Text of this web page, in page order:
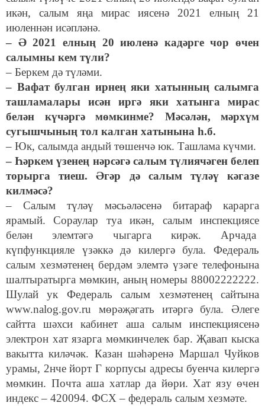
икән, салым яңа мирас иясенә 2021 елның 21
июленнән исәпләнә.
– Ә 2021 елның 20 июленә кадәрге чор өчен
салымны кем түли?
– Беркем дә түләми.
– Вафат булган ирнең яки хатынның салымга
ташламалары исән иргә яки хатынга мирас
белән күчәргә мөмкинме? Мәсәлән, мәрхүм
сугышчының тол калган хатынына һ.б.
– Юк, салымда андый төшенчә юк. Ташлама күчми.
– Һәркем үзенең нәрсәгә салым түлиячәген белеп
торырга тиеш. Әгәр дә салым түләү кәгазе
килмәсә?
– Салым түләү мәсьәләсенә битараф карарга
ярамый. Сораулар туа икән, салым инспекциясе
белән элемтәгә чыгарга кирәк. Арчада
күпфункцияле үзәккә дә килергә була. Федераль
салым хезмәтенең бердәм элемтә үзәге телефонына
шалтыратырга мөмкин, аның номеры 88002222222.
Шулай ук Федераль салым хезмәтенең сайтына
www.nalog.gov.ru мөрәҗәгать итәргә була. Әлеге
сайтта шәхси кабинет аша салым инспекциясенә
электрон хат язарга мөмкинчелек бар. Җавап кыска
вакытта киләчәк. Казан шәһәренә Маршал Чуйков
урамы, 2нче йорт Г корпусы адресы буенча килергә
мөмкин. Почта аша хатлар да йөри. Хат язу өчен
индекс – 420094. ФСХ – федераль салым хезмәте.